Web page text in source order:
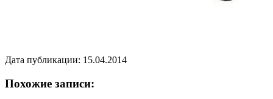
Дата публикации: 15.04.2014
Похожие записи: